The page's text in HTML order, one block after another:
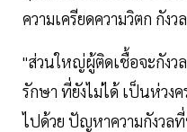
ความเครียดความวิตก กังว
"ส่วนใหญ่ผู้ติดเชื้อจะกังวล
รักษา ที่ยังไม่ได้ เป็นห่วง
ไปด้วย ปัญหาความกังวล